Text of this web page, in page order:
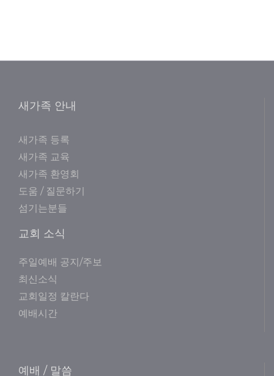
새가족 안내
새가족 등록
새가족 교육
새가족 환영회
도움 / 질문하기
섬기는분들
교회 소식
주일예배 공지/주보
최신소식
교회일정 칼란다
예배시간
예배 / 말씀